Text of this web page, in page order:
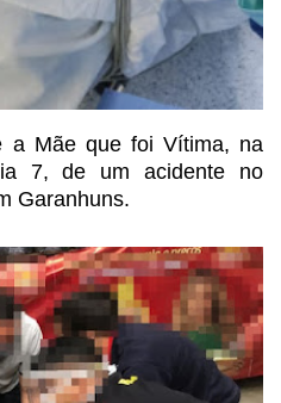
a Mãe quefoi Vítima, na
7, de um acidente no
Garanhuns.